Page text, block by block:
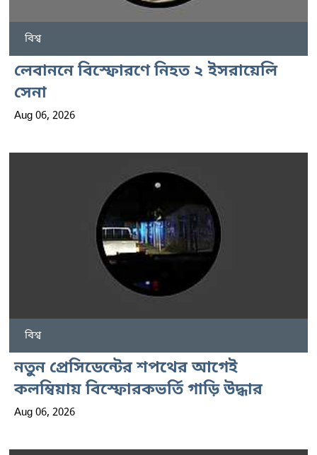
বিশ্ব
লেবাননে বিস্ফোরণে নিহত ২ ইসরায়েলি
সেনা
Aug 06, 2026
বিশ্ব
নতুন প্রেসিডেন্টের শপথের আগেই
কলম্বিয়ায় বিস্ফোরকভর্তি গাড়ি উদ্ধার
Aug 06, 2026